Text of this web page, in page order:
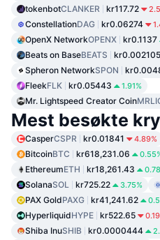
tokenbotCLANKER kr117.72
ConstellationDAG kr0.06274
OpenX NetworkOPENX kr0.1137
Beats on BaseBEATS kr0.002105
Spheron NetworkSPON
FleekFLK kr0.05443 1.91%
Mr. Lightspeed Creator Coin
Mest besøkte
CasperCSPR kr0.01841 4.89%
BitcoinBTC kr618,231.06
EthereumETH kr18,261.43
SolanaSOL kr725.22 3.75%
PAX GoldPAXG kr41,241.62
HyperliquidHYPE kr522.65
Shiba InuSHIB kr0.0000444